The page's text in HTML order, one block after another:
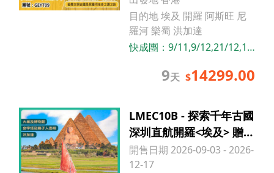
目的地 埃及 開羅 阿斯旺 尼
羅河 樂蜀 洪加達
快成團： 9/11,9/12,21/12,1
9天 $14299.00
LMEC10B - 探索千年古國
深圳直航開羅<埃及> 贈送
指定關口接送「增遊全新
開幕博物館 住尼羅河遊船
開售日期 2026-09-03 - 2026-
12-17